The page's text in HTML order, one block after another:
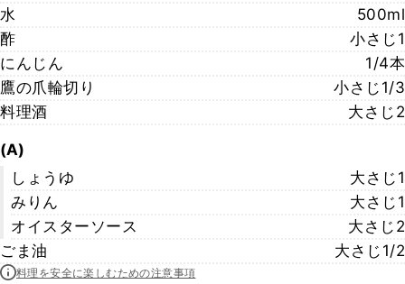
水
500ml
酢
小さじ1
にんじん
1/4本
鷹の爪輪切り
小さじ1/3
料理酒
大さじ2
(A)
しょうゆ
大さじ1
みりん
大さじ1
オイスターソース
大さじ2
ごま油
大さじ1/2
料理を安全に楽しむための注意事項